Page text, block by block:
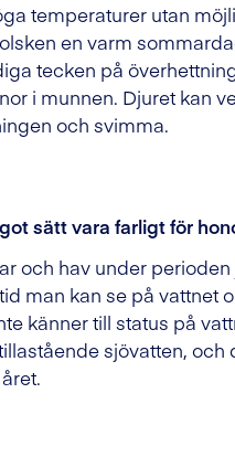
temperaturer utan
en varm
tecken på
i munnen. Djuret kan
och svimma.
sätt vara farligt för
och hav under
man kan se på vattnet
känner till status på
sjövatten, och